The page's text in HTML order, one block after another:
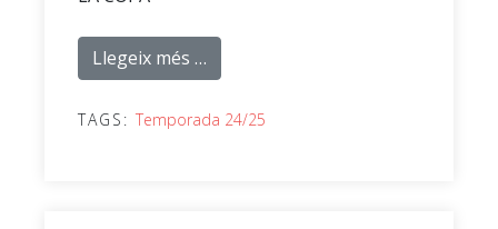
Llegeix més …
TAGS: Temporada 24/25